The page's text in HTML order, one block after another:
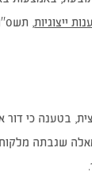
ייצוגיות(נפתח
, תשס"ו-
בטענה כי
שגבתה